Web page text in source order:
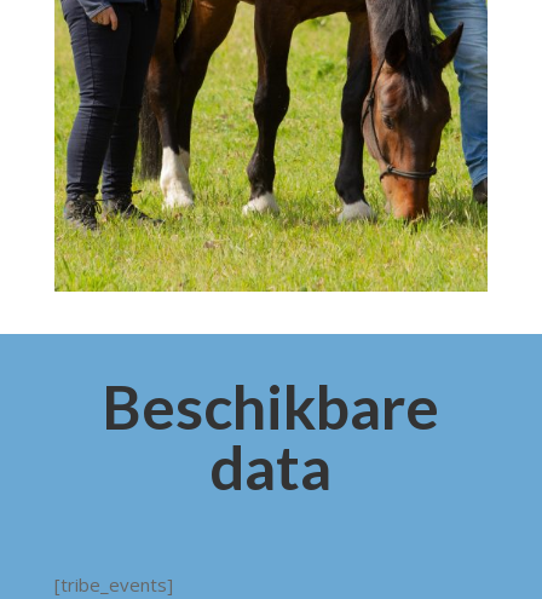
Beschikbare
data
[tribe_events]